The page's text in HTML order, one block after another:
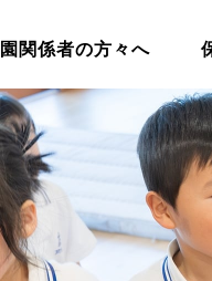
園関係者の方々へ